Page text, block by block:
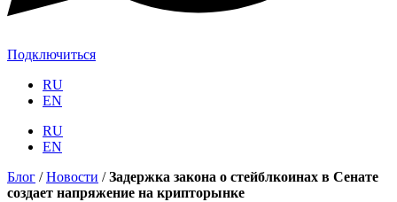
Подключиться
RU
EN
RU
EN
Блог /Новости /Задержка закона о стейблкоинах в Сенате
создает напряжение на крипторынке